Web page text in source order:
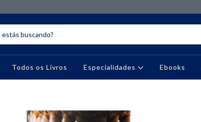
Todos os Livros Especialidades Ebooks